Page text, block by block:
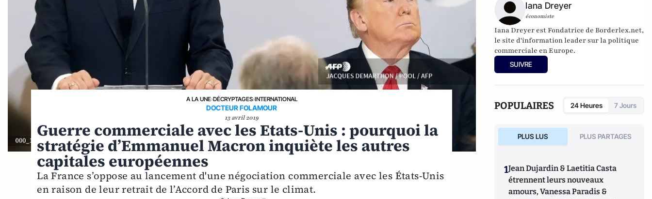
A LA UNE›DÉCRYPTAGES›INTERNATIONAL
DOCTEUR FOLAMOUR
13 avril 2019
Guerre commerciale avec les Etats-Unis : pourquoi la
stratégie d’Emmanuel Macron inquiète les autres
capitales européennes
La France s’oppose au lancement d'une négociation commerciale avec les États-Unis
en raison de leur retrait de l’Accord de Paris sur le climat.
Iana Dreyer
économiste
Iana Dreyer est Fondatrice deBorderlex.net,
le site d'information leader sur la politique
commerciale en Europe.
SUIVRE
POPULAIRES 24 Heures 7 Jours
PLUS LUS PLUS PARTAGES
1Jean Dujardin & Laetitia Casta
étrennent leurs nouveaux
amours, Vanessa Paradis &